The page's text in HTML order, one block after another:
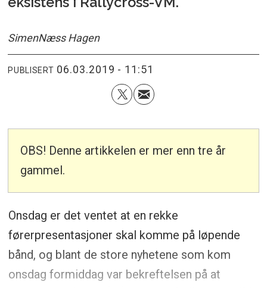
SimenNæss Hagen
PUBLISERT 06.03.2019 - 11:51
OBS! Denne artikkelen er mer enn tre år
gammel.
Onsdag er det ventet at en rekke
førerpresentasjoner skal komme på løpende
bånd, og blant de store nyhetene som kom
onsdag formiddag var bekreftelsen på at